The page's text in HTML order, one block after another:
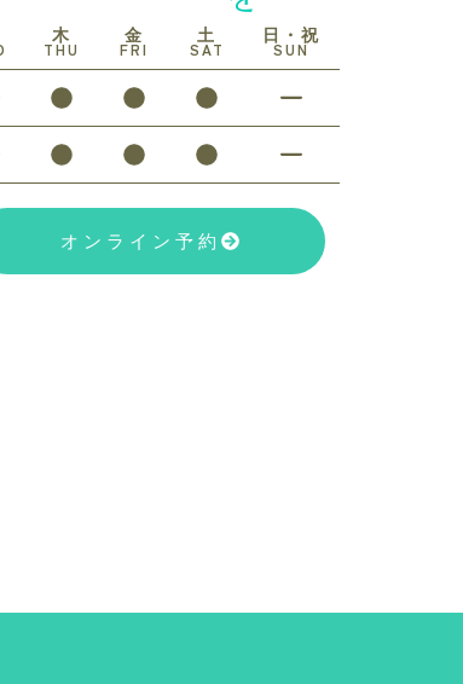
木
THU
金
FRI
土
SAT
日・祝
SUN
オンライン予約